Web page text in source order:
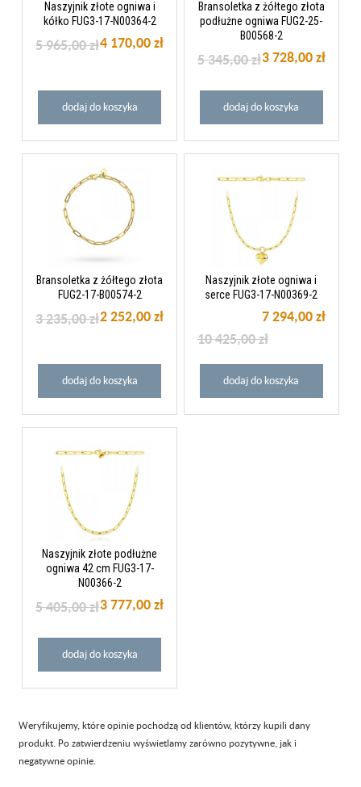
Naszyjnik złote ogniwa i
kółko FUG3-17-N00364-2
4 170,00 zł
5 965,00 zł
dodaj do koszyka
Bransoletka z żółtego złota
podłużne ogniwa FUG2-25-
B00568-2
3 728,00 zł
5 345,00 zł
dodaj do koszyka
Bransoletka z żółtego złota
FUG2-17-B00574-2
2 252,00 zł
3 235,00 zł
dodaj do koszyka
Naszyjnik złote ogniwa i
serce FUG3-17-N00369-2
7 294,00 zł
10 425,00 zł
dodaj do koszyka
Naszyjnik złote podłużne
ogniwa 42 cm FUG3-17-
N00366-2
3 777,00 zł
5 405,00 zł
dodaj do koszyka
Weryfikujemy, które opinie pochodzą od klientów, którzy kupili dany
produkt. Po zatwierdzeniu wyświetlamy zarówno pozytywne, jak i
negatywne opinie.